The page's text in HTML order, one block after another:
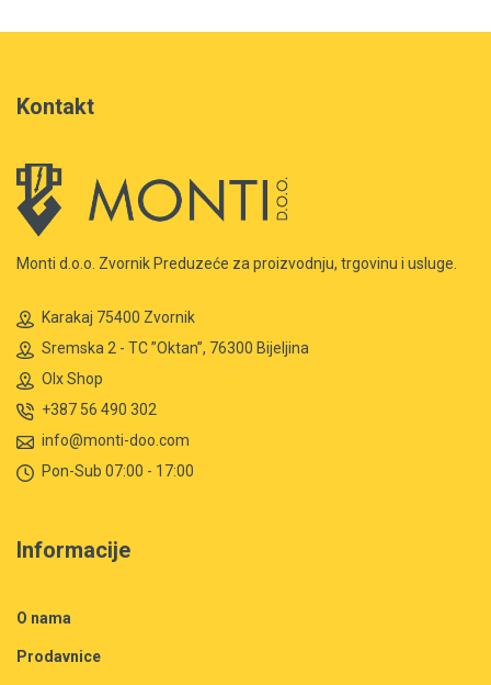
Kontakt
Monti d.o.o. Zvornik Preduzeće za proizvodnju, trgovinu i usluge.
Karakaj 75400 Zvornik
Sremska 2 - TC ”Oktan”, 76300 Bijeljina
Olx Shop
+387 56 490 302
info@monti-doo.com
Pon-Sub 07:00 - 17:00
Informacije
O nama
Prodavnice